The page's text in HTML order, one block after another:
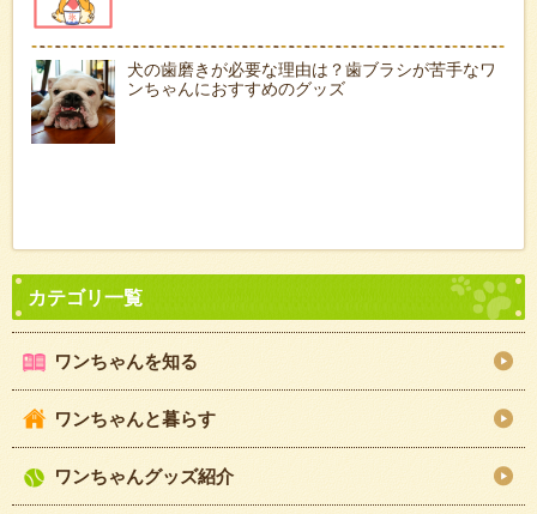
犬の歯磨きが必要な理由は？歯ブラシが苦手なワ
ンちゃんにおすすめのグッズ
ワンちゃんを知る
ワンちゃんと暮らす
ワンちゃんグッズ紹介